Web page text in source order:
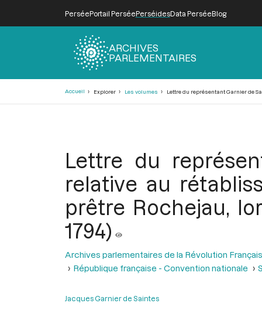
PerséePortail PerséePerséidesData PerséeBlog
ARCHIVES
PARLEMENTAIRES
Accueil Explorer Les volumes Lettre du représentant Garnier de
Lettre du
relative au
prêtre Rochejau,
1794)
Archives parlementaires de la Révolution
République française - Convention nationale
Jacques Garnier de Saintes